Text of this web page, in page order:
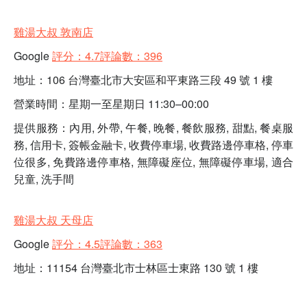
雞湯大叔 敦南店
Google評分：4.7評論數：396
地址：106 台灣臺北市大安區和平東路三段 49 號 1 樓
營業時間：星期一至星期日 11:30–00:00
提供服務：內用, 外帶, 午餐, 晚餐, 餐飲服務, 甜點, 餐桌服
務, 信用卡, 簽帳金融卡, 收費停車場, 收費路邊停車格, 停車
位很多, 免費路邊停車格, 無障礙座位, 無障礙停車場, 適合
兒童, 洗手間
雞湯大叔 天母店
Google評分：4.5評論數：363
地址：11154 台灣臺北市士林區士東路 130 號 1 樓